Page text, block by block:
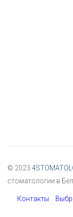
© 2023
стоматологии в
Контакты